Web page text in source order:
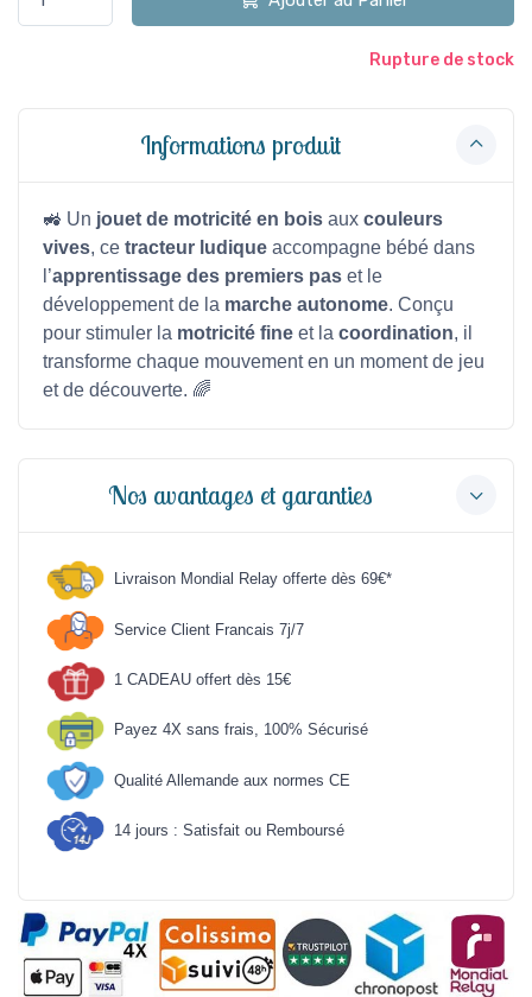
Rupture de stock
Informations produit
🚜 Un jouet de motricité en bois aux couleurs
vives, ce tracteur ludique accompagne bébé dans
l’apprentissage des premiers pas et le
développement de la marche autonome. Conçu
pour stimuler la motricité fine et la coordination, il
transforme chaque mouvement en un moment de jeu
et de découverte. 🌈
Nos avantages et garanties
Livraison Mondial Relay offerte dès 69€*
Service Client Francais 7j/7
1 CADEAU offert dès 15€
Payez 4X sans frais, 100% Sécurisé
Qualité Allemande aux normes CE
14 jours : Satisfait ou Remboursé